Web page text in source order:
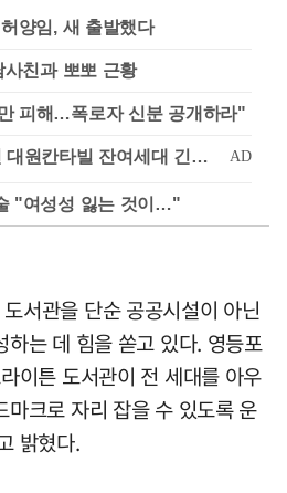
양임, 새 출발했다
친과 뽀뽀 근황
피해…폭로자 신분 공개하라"
"여성성 잃는 것이…"
서관을 단순 공공시설이 아닌
하는 데 힘을 쏟고 있다. 영등포
이튼 도서관이 전 세대를 아우
마크로 자리 잡을 수 있도록 운
밝혔다.